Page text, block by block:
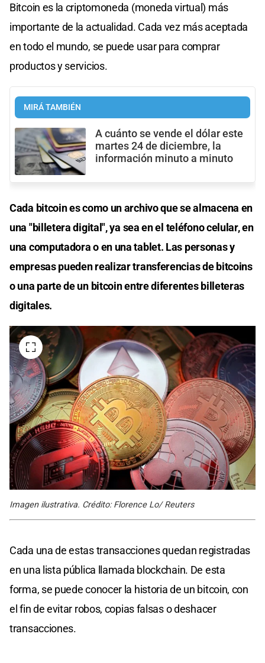
Bitcoin es la criptomoneda (moneda virtual) más
importante de la actualidad. Cada vez más aceptada
en todo el mundo, se puede usar para comprar
productos y servicios.
MIRÁ TAMBIÉN
A cuánto se vende el dólar este
martes 24 de diciembre, la
información minuto a minuto
Cada bitcoin es como un archivo que se almacena en
una "billetera digital", ya sea en el teléfono celular, en
una computadora o en una tablet. Las personas y
empresas pueden realizar transferencias de bitcoins
o una parte de un bitcoin entre diferentes billeteras
digitales.
Imagen ilustrativa. Crédito: Florence Lo/ Reuters
Cada una de estas transacciones quedan registradas
en una lista pública llamada blockchain. De esta
forma, se puede conocer la historia de un bitcoin, con
el fin de evitar robos, copias falsas o deshacer
transacciones.